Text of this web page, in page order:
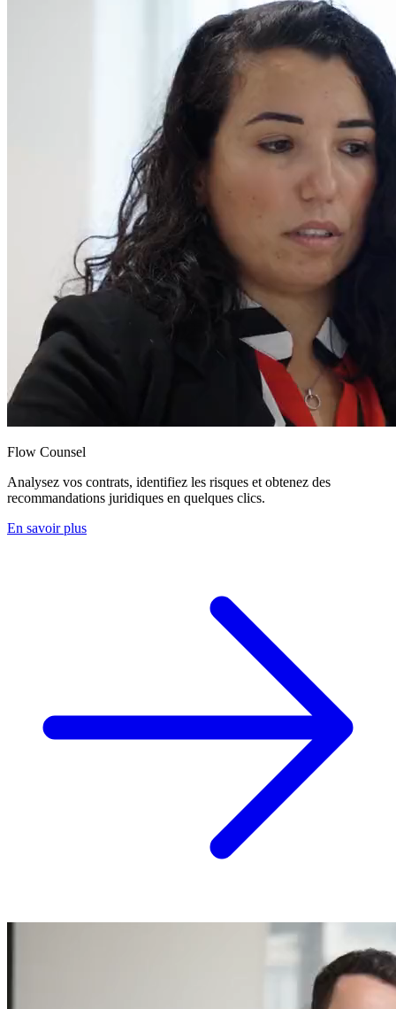
Flow Counsel
Analysez vos contrats, identifiez les risques et obtenez des
recommandations juridiques en quelques clics.
En savoir plus